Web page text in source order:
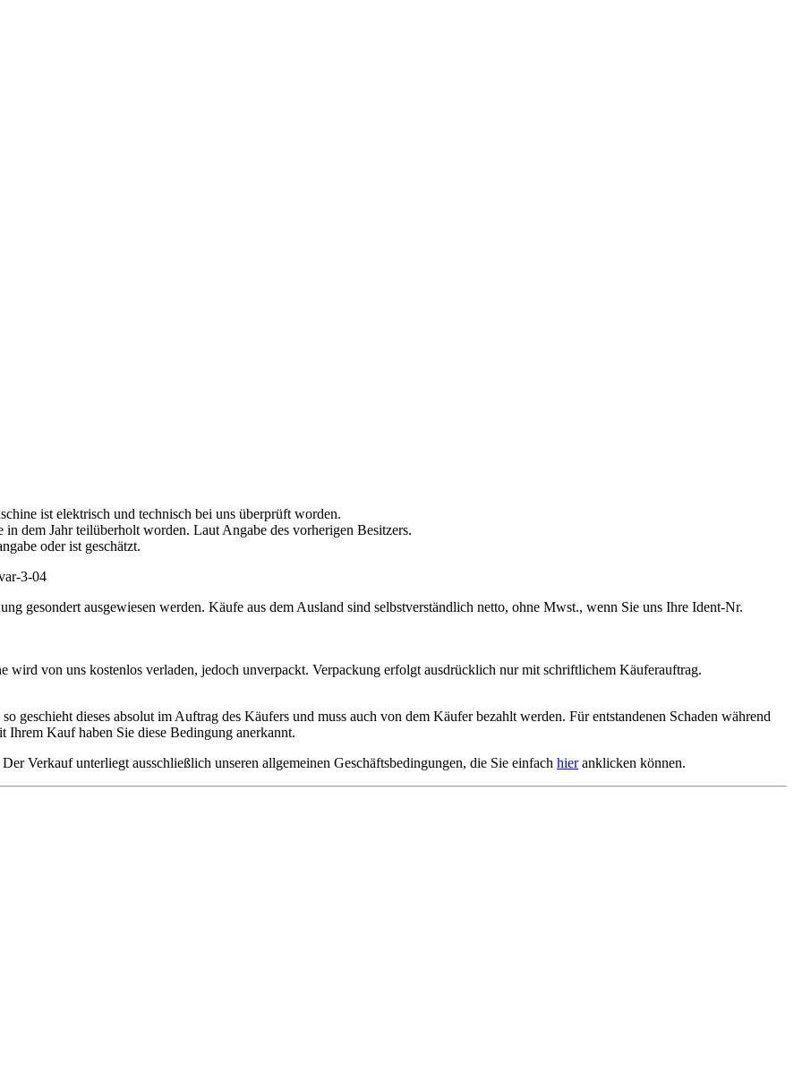
ist elektrisch und technisch bei uns überprüft worden.
dem Jahr teilüberholt worden. Laut Angabe des vorherigen Besitzers.
oder ist geschätzt.
gesondert ausgewiesen werden. Käufe aus dem Ausland sind selbstverständlich netto, ohne Mwst., wenn Sie uns Ihre Ident-Nr.
wird von uns kostenlos verladen, jedoch unverpackt. Verpackung erfolgt ausdrücklich nur mit schriftlichem Käuferauftrag.
geschieht dieses absolut im Auftrag des Käufers und muss auch von dem Käufer bezahlt werden. Für entstandenen Schaden während
Kauf haben Sie diese Bedingung anerkannt.
Verkauf unterliegt ausschließlich unseren allgemeinen Geschäftsbedingungen, die Sie einfach hieranklicken können.